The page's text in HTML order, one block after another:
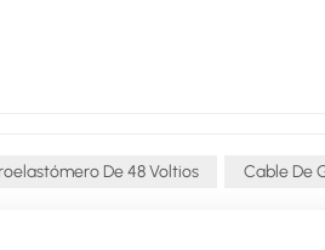
De 48 Voltios Cable De